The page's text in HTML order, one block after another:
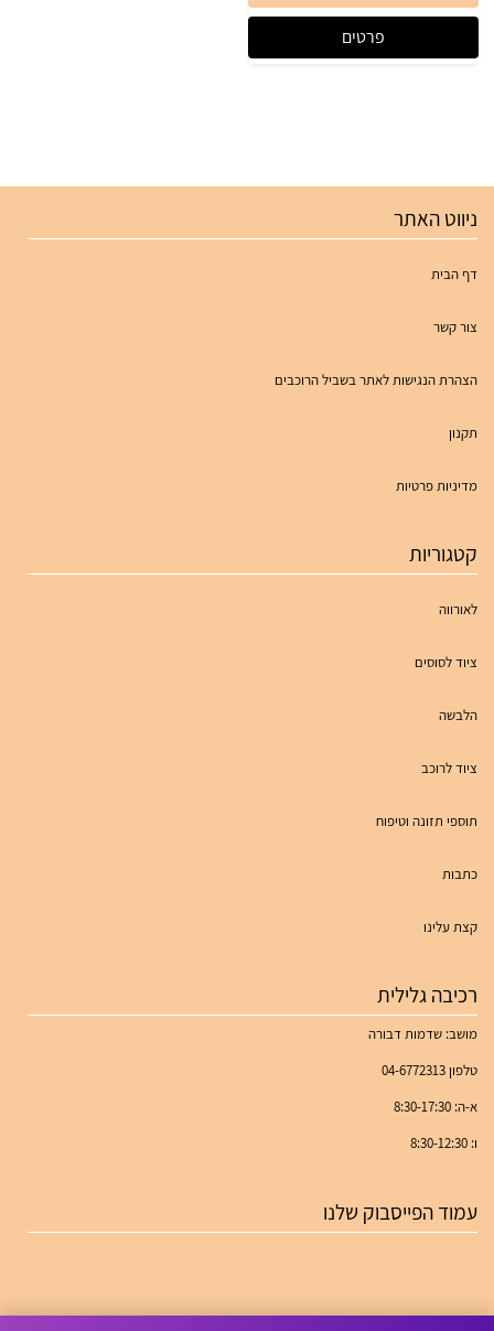
פרטים
ניווט האתר
דף הבית
צור קשר
הצהרת הנגישות לאתר בשביל הרוכבים
תקנון
מדיניות פרטיות
קטגוריות
לאורווה
ציוד לסוסים
הלבשה
ציוד לרוכב
תוספי תזונה וטיפוח
כתבות
קצת עלינו
רכיבה גלילית
מושב: שדמות דבורה
טלפון 04-6772313
א-ה: 8:30-17:30
ו: 8:30-12:30
עמוד הפייסבוק שלנו